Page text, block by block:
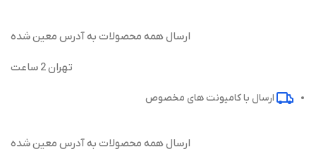
ارسال همه محصولات به آدرس معین شده
تهران 2 ساعت
ارسال با کامیونت های مخصوص
ارسال همه محصولات به آدرس معین شده